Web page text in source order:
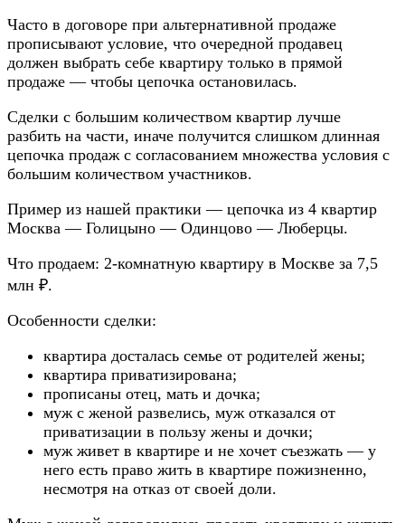
Часто в договоре при альтернативной продаже
прописывают условие, что очередной продавец
должен выбрать себе квартиру только в прямой
продаже — чтобы цепочка остановилась.
Сделки с большим количеством квартир лучше
разбить на части, иначе получится слишком длинная
цепочка продаж с согласованием множества условия с
большим количеством участников.
Пример из нашей практики — цепочка из 4 квартир
Москва — Голицыно — Одинцово — Люберцы.
Что продаем: 2-комнатную квартиру в Москве за 7,5
млн ₽.
Особенности сделки:
квартира досталась семье от родителей жены;
квартира приватизирована;
прописаны отец, мать и дочка;
муж с женой развелись, муж отказался от
приватизации в пользу жены и дочки;
муж живет в квартире и не хочет съезжать — у
него есть право жить в квартире пожизненно,
несмотря на отказ от своей доли.